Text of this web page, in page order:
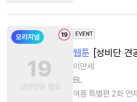
웹툰 [성비단 견
이만세
BL
여름 특별편 2화